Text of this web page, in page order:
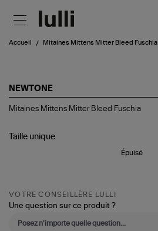
Accueil Mitaines Mittens Mitter Bleed Fuschia
NEWTONE
Mitaines
Bleed
Mitaines Mittens Mitter Bleed Fuschia
Taille unique
Épuisé
VOTRE CONSEILLÈRE LULLI
Une question sur ce produit ?